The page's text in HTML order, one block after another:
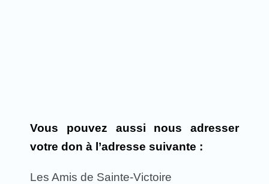
Vous pouvez aussi nous adresser
votre don à l’adresse suivante :
Les Amis de Sainte-Victoire